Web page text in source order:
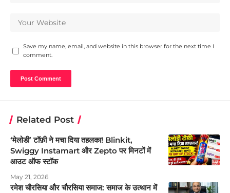
Save my name, email, and website in this browser for the next time I
comment.
Related Post
‘मेलोडी’ टॉफ़ी ने मचा दिया तहलका! Blinkit,
Swiggy Instamart और Zepto पर मिनटों में
आउट ऑफ स्टॉक
May 21, 2026
रमेश चौरसिया और चौरसिया समाज: समाज के उत्थान में